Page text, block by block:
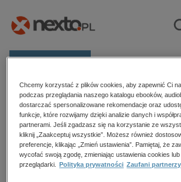
Kategorie
Zobacz wszystkie E-prasa
budownictwo, aranżacja wnętrz
biznesowe, branżowe, gospodarka
Strona główna R.A. Lafferty
R.A. Lafferty
Chcemy korzystać z plików cookies, aby zapewnić Ci
podczas przeglądania naszego katalogu ebooków,
dostarczać spersonalizowane rekomendacje oraz
funkcje, które rozwijamy dzięki analizie danych i
partnerami. Jeśli zgadzasz się na korzystanie ze
kliknij „Zaakceptuj wszystkie”. Możesz również
preferencje, klikając „Zmień ustawienia”. Pamiętaj, że
wycofać swoją zgodę, zmieniając ustawienia cookies lub
przeglądarki.
Polityka prywatności Zaufani partnerzy